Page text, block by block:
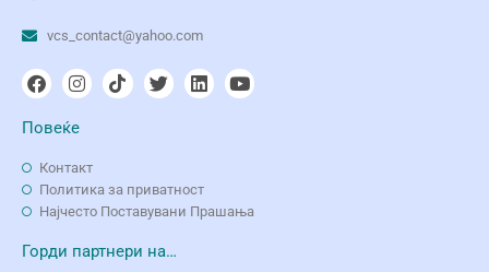
vcs_contact@yahoo.com
Повеќе
Контакт
Политика за приватност
Најчесто Поставувани Прашања
Горди партнери на…